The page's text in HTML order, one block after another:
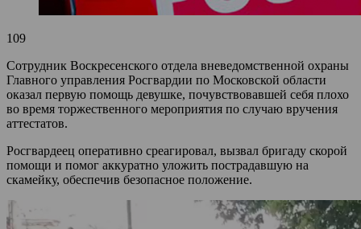
109
Сотрудник Воскресенского отдела вневедомственной охраны
Главного управления Росгвардии по Московской области
оказал первую помощь девушке, почувствовавшей себя плохо
во время торжественного мероприятия по случаю вручения
аттестатов.
Росгвардеец оперативно среагировал, вызвал бригаду скорой
помощи и помог аккуратно уложить пострадавшую на
скамейку, обеспечив безопасное положение.